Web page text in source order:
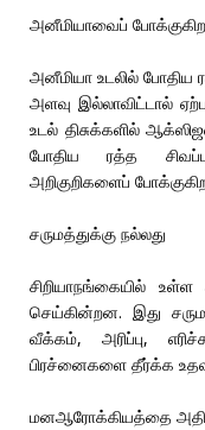
அனீமியாவைப்
அனீமியா உடலில்
அளவு இல்லாவிட்டால்
உடல் திசுக்களில்
போதிய ரத்த
அறிகுறிகளைப்
சருமத்துக்கு நல்லது
சிறியாநங்கையில்
செய்கின்றன. இது
வீக்கம், அரிப்பு,
பிரச்னைகளை தீர்க்க
மனஆரோக்கியத்தை